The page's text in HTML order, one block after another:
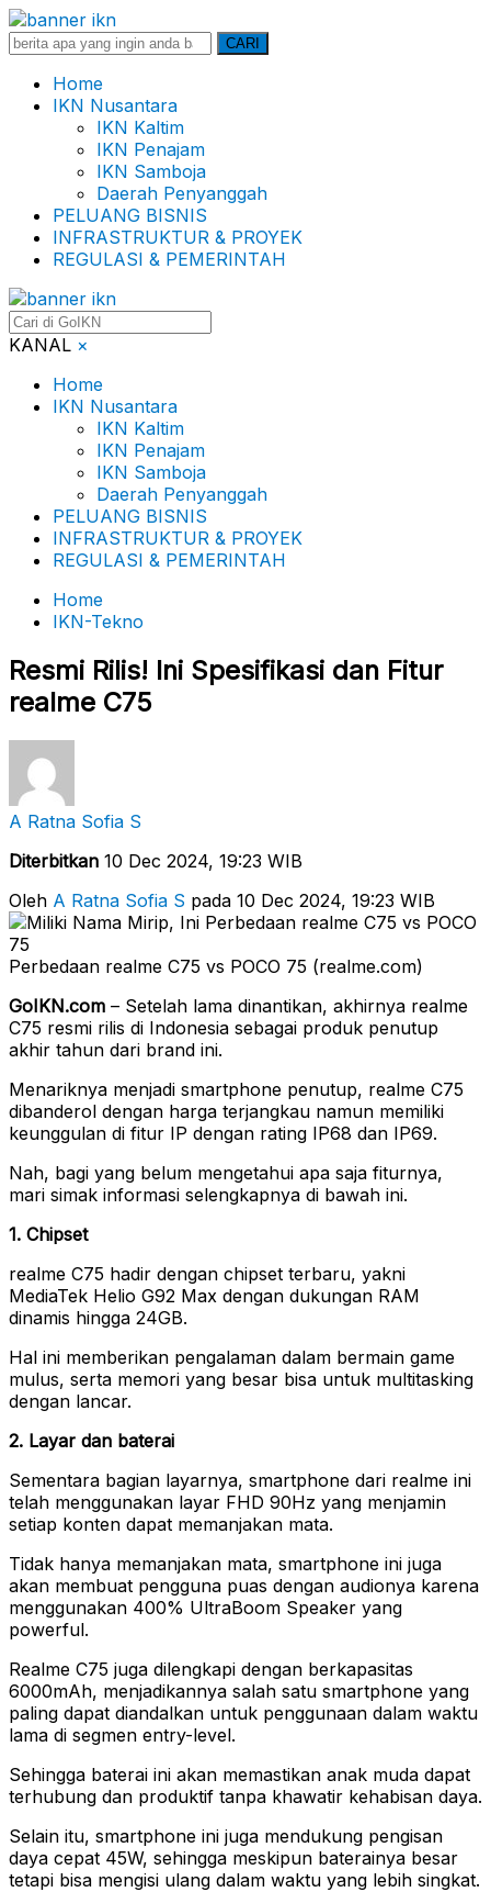
Search
CARI
Home
IKN Nusantara
IKN Kaltim
IKN Penajam
IKN Samboja
Daerah Penyanggah
PELUANG BISNIS
INFRASTRUKTUR & PROYEK
REGULASI & PEMERINTAH
KANAL ×
Home
IKN Nusantara
IKN Kaltim
IKN Penajam
IKN Samboja
Daerah Penyanggah
PELUANG BISNIS
INFRASTRUKTUR & PROYEK
REGULASI & PEMERINTAH
Home
IKN-Tekno
Resmi Rilis! Ini Spesifikasi dan Fitur
realme C75
A Ratna Sofia S
Diterbitkan 10 Dec 2024, 19:23 WIB
Oleh A Ratna Sofia S pada 10 Dec 2024, 19:23 WIB
Perbedaan realme C75 vs POCO 75 (realme.com)
GoIKN.com – Setelah lama dinantikan, akhirnya realme
C75 resmi rilis di Indonesia sebagai produk penutup
akhir tahun dari brand ini.
Menariknya menjadi smartphone penutup, realme C75
dibanderol dengan harga terjangkau namun memiliki
keunggulan di fitur IP dengan rating IP68 dan IP69.
Nah, bagi yang belum mengetahui apa saja fiturnya,
mari simak informasi selengkapnya di bawah ini.
1. Chipset
realme C75 hadir dengan chipset terbaru, yakni
MediaTek Helio G92 Max dengan dukungan RAM
dinamis hingga 24GB.
Hal ini memberikan pengalaman dalam bermain game
mulus, serta memori yang besar bisa untuk multitasking
dengan lancar.
2. Layar dan baterai
Sementara bagian layarnya, smartphone dari realme ini
telah menggunakan layar FHD 90Hz yang menjamin
setiap konten dapat memanjakan mata.
Tidak hanya memanjakan mata, smartphone ini juga
akan membuat pengguna puas dengan audionya karena
menggunakan 400% UltraBoom Speaker yang
powerful.
Realme C75 juga dilengkapi dengan berkapasitas
6000mAh, menjadikannya salah satu smartphone yang
paling dapat diandalkan untuk penggunaan dalam waktu
lama di segmen entry-level.
Sehingga baterai ini akan memastikan anak muda dapat
terhubung dan produktif tanpa khawatir kehabisan daya.
Selain itu, smartphone ini juga mendukung pengisan
daya cepat 45W, sehingga meskipun baterainya besar
tetapi bisa mengisi ulang dalam waktu yang lebih singkat.